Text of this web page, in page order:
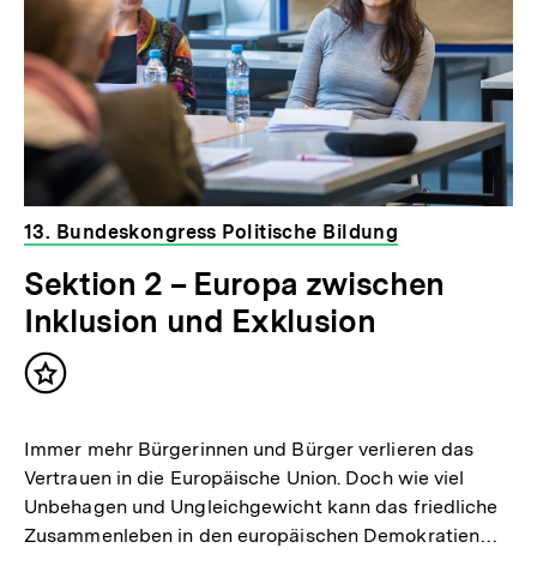
13. Bundeskongress Politische Bildung
Sektion 2 – Europa zwischen
Inklusion und Exklusion
Inhalt
Immer mehr Bürgerinnen und Bürger verlieren das
Vertrauen in die Europäische Union. Doch wie viel
Unbehagen und Ungleichgewicht kann das friedliche
Zusammenleben in den europäischen Demokratien…